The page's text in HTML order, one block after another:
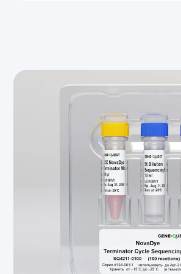
©МЕДТЕХ.МОСКВА 2026
Проспект Вернадского, 96